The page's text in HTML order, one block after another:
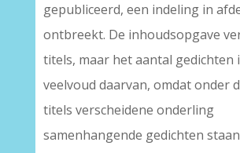
gepubliceerd, een indeling in
ontbreekt. De inhoudsopgave
titels, maar het aantal gedichten
veelvoud daarvan, omdat onder
titels verscheidene onderling
samenhangende gedichten